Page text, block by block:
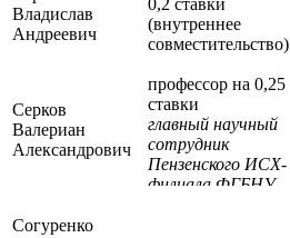
Владислав
Андреевич
(внутреннее
совместительство)
Серков
Валериан
Александрович
профессор на 0,25
ставки
главный научный
сотрудник
Пензенского ИСХ-
филиала ФГБНУ
Согуренко